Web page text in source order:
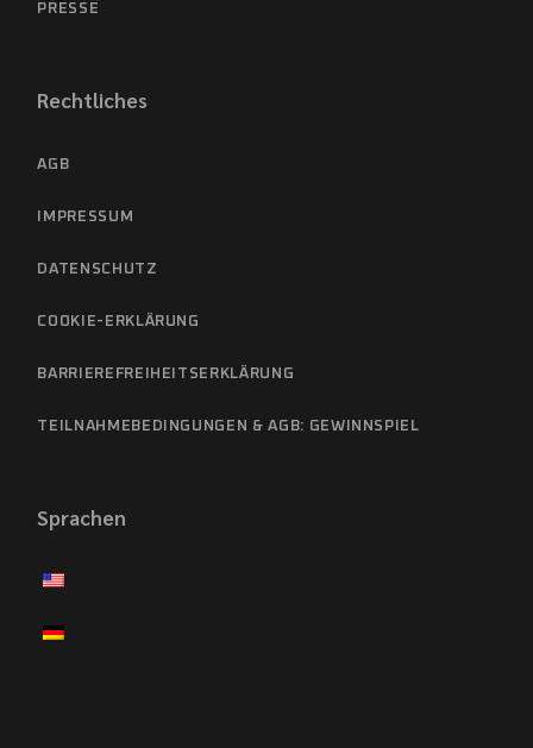
PRESSE
Rechtliches
AGB
IMPRESSUM
DATENSCHUTZ
COOKIE-ERKLÄRUNG
BARRIEREFREIHEITSERKLÄRUNG
TEILNAHMEBEDINGUNGEN & AGB: GEWINNSPIEL
Sprachen